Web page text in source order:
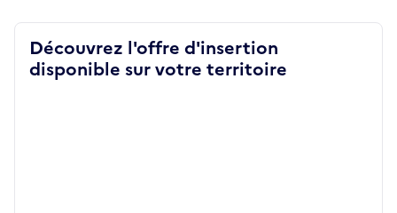
Découvrez l'offre d'insertion
disponible sur votre territoire